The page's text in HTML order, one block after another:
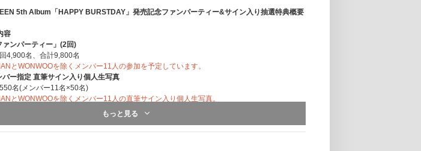
5th Album「HAPPY BURSTDAY」発売記念ファンパーティー&サイン入り抽選特典概要
容
ンパーティー」(2回)
4,900名、合計9,800名
とWONWOOを除くメンバー11人の参加を予定しています。
ー指定 直筆サイン入り個人生写真
名(メンバー11名×50名)
とWONWOOを除くメンバー11人の直筆サイン入り個人生写真。
り急遽参加メンバーが変わる場合がございます。
かじめご了承ください。
もっと見る